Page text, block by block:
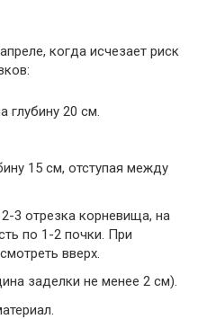
когда исчезает риск
глубину 20 см.
15 см, отступая между
3 отрезка корневища, на
по 1-2 почки. При
вверх.
заделки не менее 2 см).